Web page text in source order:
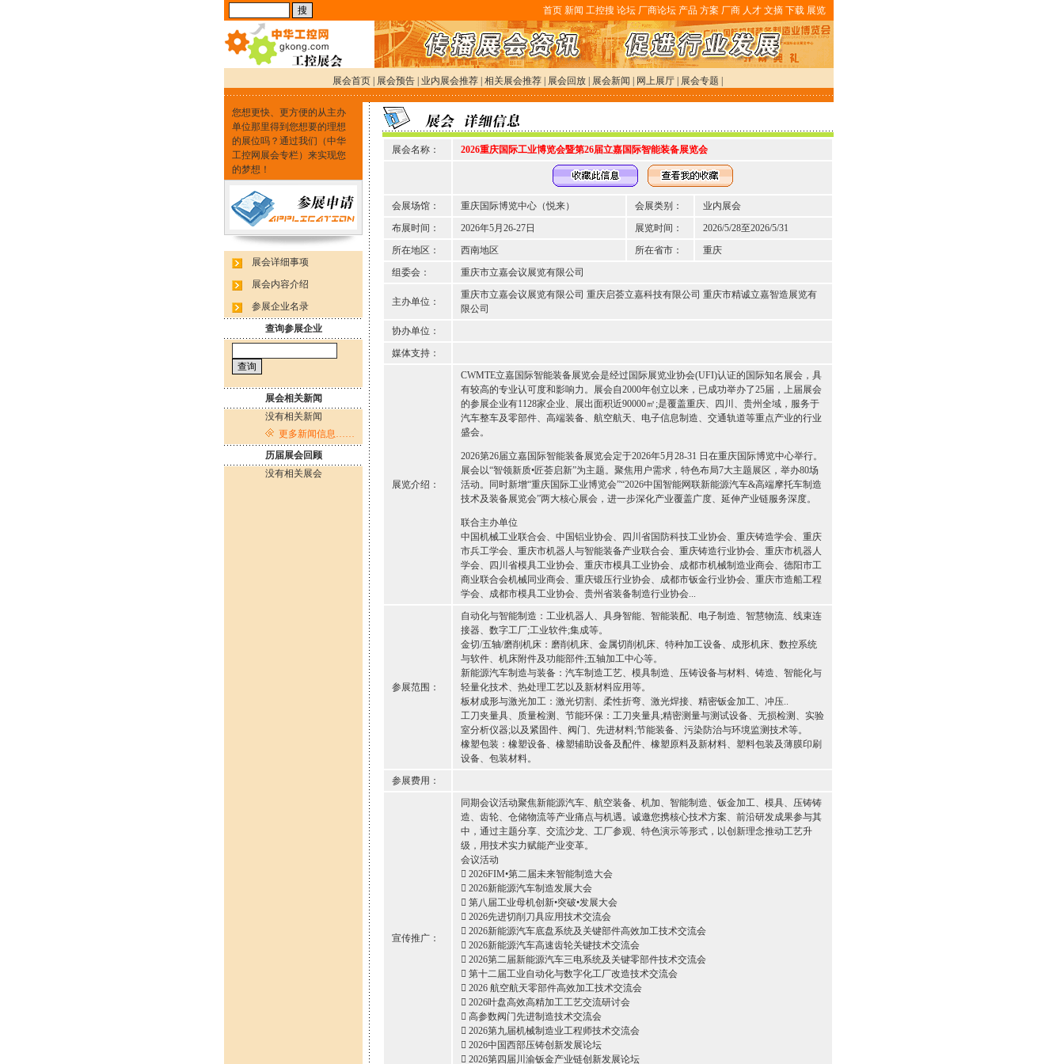
首页 新闻 工控搜 论坛 厂商论坛 产品 方案 厂商 人才 文摘 下载 展览
展会首页 展会预告 业内展会推荐 相关展会推荐 展会回放 展会新闻 网上展厅 展会专题
您想更快、更方便的从主办
单位那里得到您想要的理想
的展位吗？通过我们（中华
工控网展会专栏）来实现您
的梦想！
展会详细事项
展会内容介绍
参展企业名录
查询参展企业
展会相关新闻
没有相关新闻
更多新闻信息……
历届展会回顾
没有相关展会
展会名称： 2026重庆国际工业博览会暨第26届立嘉国际智能装备展览会
会展场馆： 重庆国际博览中心（悦来） 会展类别：
业内展会
布展时间：
2026年5月26-27日 展览时间：
2026/5/28至2026/5/31
所在地区：
西南地区 所在省市：
重庆
组委会：
重庆市立嘉会议展览有限公司
主办单位：
重庆市立嘉会议展览有限公司 重庆启荟立嘉科技有限公司 重庆市精诚立嘉智造展览有
限公司
协办单位：
媒体支持：
展览介绍：
CWMTE立嘉国际智能装备展览会是经过国际展览业协会(UFI)认证的国际知名展会，具
有较高的专业认可度和影响力。展会自2000年创立以来，已成功举办了25届，上届展会
的参展企业有1128家企业、展出面积近90000㎡;是覆盖重庆、四川、贵州全域，服务于
汽车整车及零部件、高端装备、航空航天、电子信息制造、交通轨道等重点产业的行业
盛会。
2026第26届立嘉国际智能装备展览会定于2026年5月28-31 日在重庆国际博览中心举行。
展会以“智领新质•匠荟启新”为主题。聚焦用户需求，特色布局7大主题展区，举办80场
活动。同时新增“重庆国际工业博览会”“2026中国智能网联新能源汽车&高端摩托车制造
技术及装备展览会”两大核心展会，进一步深化产业覆盖广度、延伸产业链服务深度。
联合主办单位
中国机械工业联合会、中国铝业协会、四川省国防科技工业协会、重庆铸造学会、重庆
市兵工学会、重庆市机器人与智能装备产业联合会、重庆铸造行业协会、重庆市机器人
学会、四川省模具工业协会、重庆市模具工业协会、成都市机械制造业商会、德阳市工
商业联合会机械同业商会、重庆锻压行业协会、成都市钣金行业协会、重庆市造船工程
学会、成都市模具工业协会、贵州省装备制造行业协会...
参展范围：
自动化与智能制造：工业机器人、具身智能、智能装配、电子制造、智慧物流、线束连
接器、数字工厂;工业软件;集成等。
金切/五轴/磨削机床：磨削机床、金属切削机床、特种加工设备、成形机床、数控系统
与软件、机床附件及功能部件;五轴加工中心等。
新能源汽车制造与装备：汽车制造工艺、模具制造、压铸设备与材料、铸造、智能化与
轻量化技术、热处理工艺以及新材料应用等。
板材成形与激光加工：激光切割、柔性折弯、激光焊接、精密钣金加工、冲压..
工刀夹量具、质量检测、节能环保：工刀夹量具;精密测量与测试设备、无损检测、实验
室分析仪器;以及紧固件、阀门、先进材料;节能装备、污染防治与环境监测技术等。
橡塑包装：橡塑设备、橡塑辅助设备及配件、橡塑原料及新材料、塑料包装及薄膜印刷
设备、包装材料。
参展费用：
宣传推广：
同期会议活动聚焦新能源汽车、航空装备、机加、智能制造、钣金加工、模具、压铸铸
造、齿轮、仓储物流等产业痛点与机遇。诚邀您携核心技术方案、前沿研发成果参与其
中，通过主题分享、交流沙龙、工厂参观、特色演示等形式，以创新理念推动工艺升
级，用技术实力赋能产业变革。
会议活动
 2026FIM•第二届未来智能制造大会
 2026新能源汽车制造发展大会
 第八届工业母机创新•突破•发展大会
 2026先进切削刀具应用技术交流会
 2026新能源汽车底盘系统及关键部件高效加工技术交流会
 2026新能源汽车高速齿轮关键技术交流会
 2026第二届新能源汽车三电系统及关键零部件技术交流会
 第十二届工业自动化与数字化工厂改造技术交流会
 2026 航空航天零部件高效加工技术交流会
 2026叶盘高效高精加工工艺交流研讨会
 高参数阀门先进制造技术交流会
 2026第九届机械制造业工程师技术交流会
 2026中国西部压铸创新发展论坛
 2026第四届川渝钣金产业链创新发展论坛